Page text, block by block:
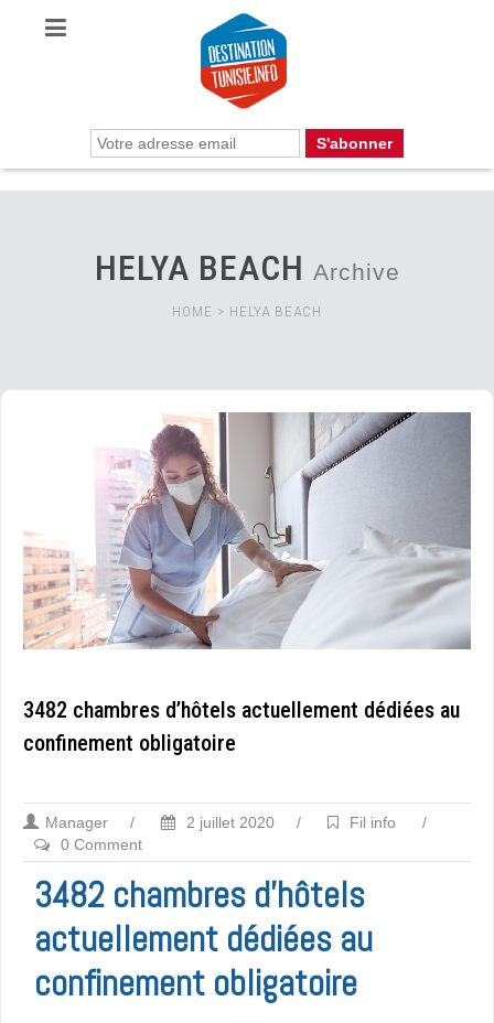
HELYA BEACH Archive
HOME > HELYA BEACH
3482 chambres d’hôtels actuellement dédiées au
confinement obligatoire
Manager / 2 juillet 2020 / Fil info
/
0 Comment
3482 chambres d’hôtels
actuellement dédiées au
confinement obligatoire